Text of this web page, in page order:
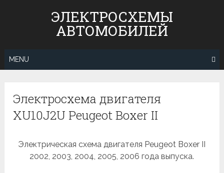
ЭЛЕКТРОСХЕМЫ
АВТОМОБИЛЕЙ
MENU
Электросхема двигателя
XU10J2U Peugeot Boxer II
Электрическая схема двигателя Peugeot Boxer II
2002, 2003, 2004, 2005, 2006 года выпуска.